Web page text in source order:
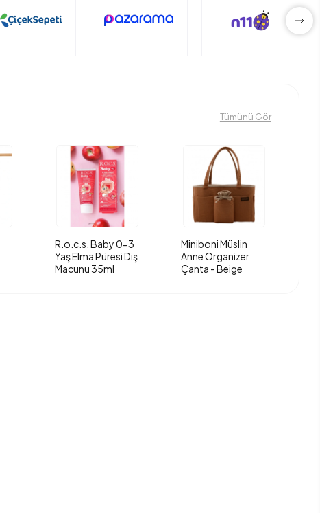
Tümünü Gör
R.o.c.s. Baby 0-3
Yaş Elma Püresi Diş
Macunu 35ml
Miniboni Müslin
Anne Organizer
Çanta - Beige